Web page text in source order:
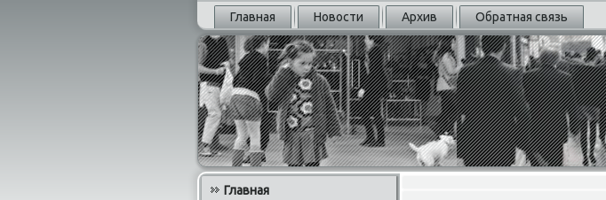
Главная Новости Архив Обратная связь
Главная